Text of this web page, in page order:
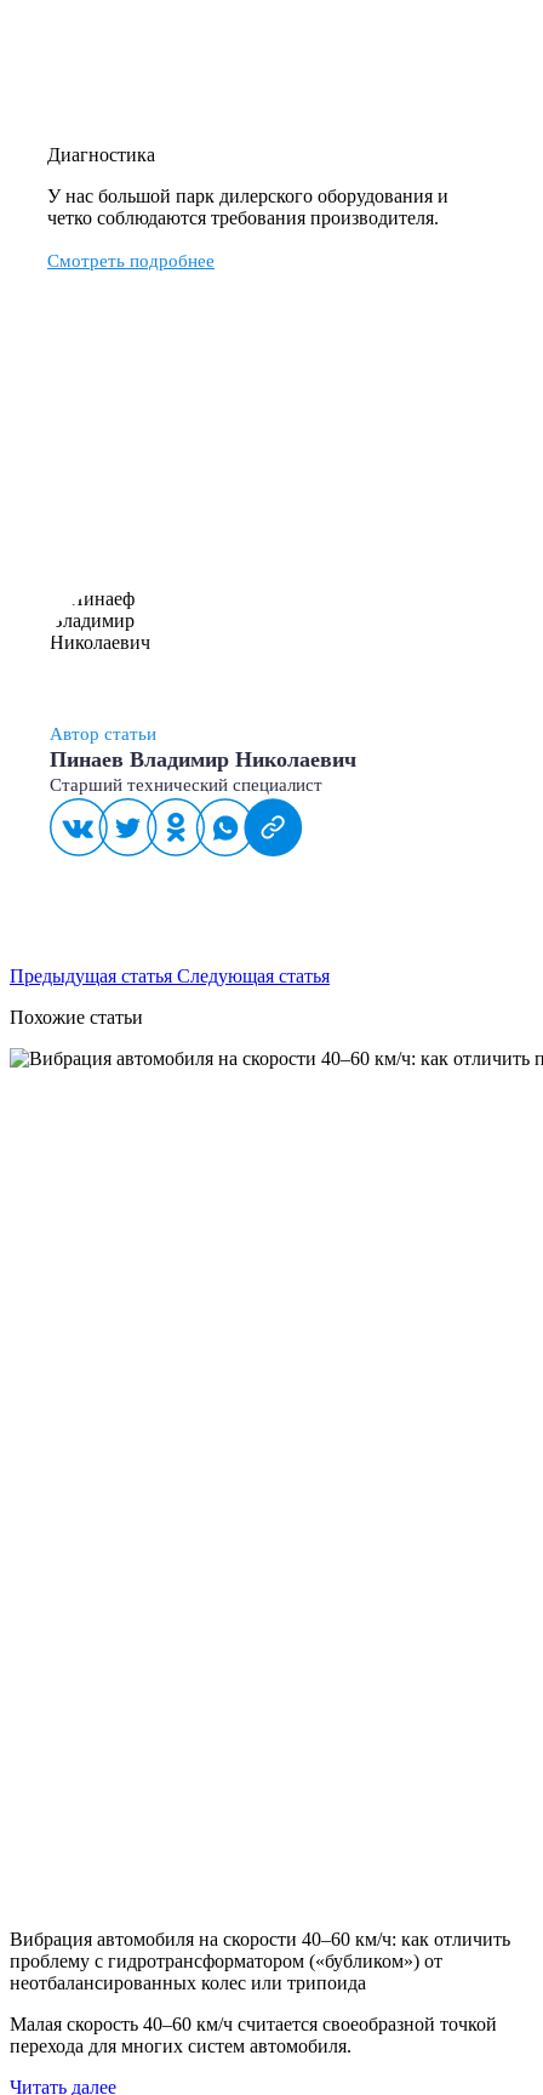
Диагностика
У нас большой парк дилерского оборудования и
четко соблюдаются требования производителя.
Смотреть подробнее
Автор статьи
Пинаев Владимир Николаевич
Старший технический специалист
Предыдущая статья Следующая статья
Похожие статьи
Вибрация автомобиля на скорости 40–60 км/ч: как отличить
проблему с гидротрансформатором («бубликом») от
неотбалансированных колес или трипоида
Малая скорость 40–60 км/ч считается своеобразной точкой
перехода для многих систем автомобиля.
Читать далее